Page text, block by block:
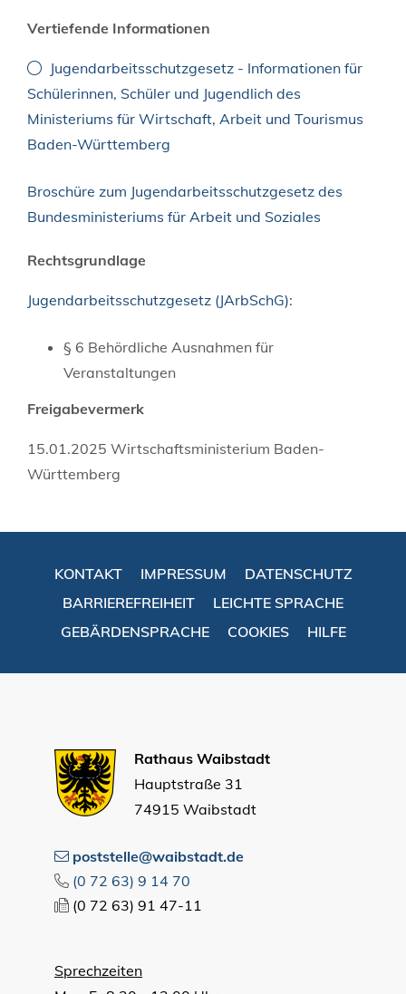
Vertiefende Informationen
Jugendarbeitsschutzgesetz - Informationen für
Schülerinnen, Schüler und Jugendlich des
Ministeriums für Wirtschaft, Arbeit und Tourismus
Baden-Württemberg
Broschüre zum Jugendarbeitsschutzgesetz des
Bundesministeriums für Arbeit und Soziales
Rechtsgrundlage
Jugendarbeitsschutzgesetz (JArbSchG):
§ 6 Behördliche Ausnahmen für
Veranstaltungen
Freigabevermerk
15.01.2025 Wirtschaftsministerium Baden-
Württemberg
KONTAKT IMPRESSUM
DATENSCHUTZ
BARRIEREFREIHEIT
LEICHTE SPRACHE
GEBÄRDENSPRACHE
COOKIES HILFE
Rathaus Waibstadt
Hauptstraße 31
74915 Waibstadt
poststelle@waibstadt.de
(0 72 63) 9 14 70
(0 72 63) 91 47-11
Sprechzeiten